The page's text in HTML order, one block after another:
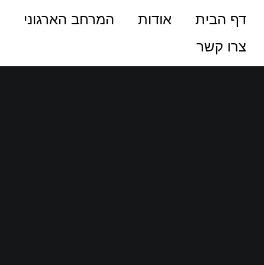
דף הבית אודות המרחב הארגוני
צרו קשר